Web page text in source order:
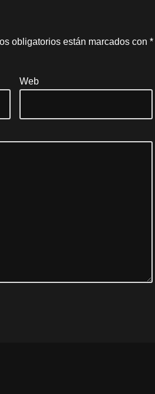
obligatorios están marcados con *
Web